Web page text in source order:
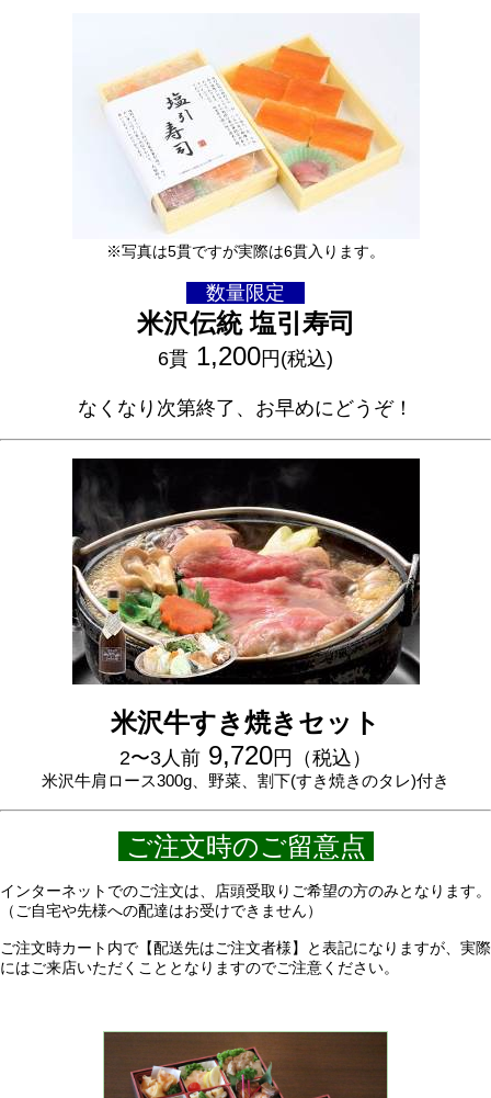
※写真は5貫ですが実際は6貫入ります。
数量限定
米沢伝統 塩引寿司
6貫 1,200円(税込)
なくなり次第終了、お早めにどうぞ！
米沢牛すき焼きセット
2〜3人前 9,720円（税込）
米沢牛肩ロース300g、野菜、割下(すき焼きのタレ)付き
ご注文時のご留意点
インターネットでのご注文は、店頭受取りご希望の方のみとなります。
（ご自宅や先様への配達はお受けできません）
ご注文時カート内で【配送先はご注文者様】と表記になりますが、実際
にはご来店いただくこととなりますのでご注意ください。